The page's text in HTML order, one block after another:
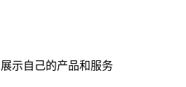
示自己的产品和服务